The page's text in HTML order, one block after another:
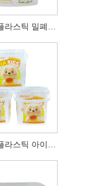
PP IML 플라스틱 밀폐형 사각 버킷
PP IML 플라스틱 아이스크림 통